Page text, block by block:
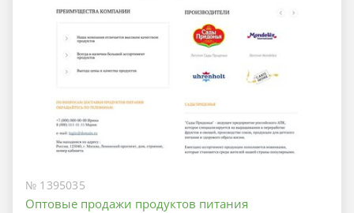
№ 1395035
Оптовые продажи продуктов питания